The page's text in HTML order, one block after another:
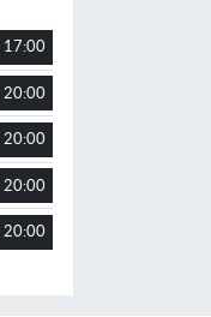
17:00
20:00
20:00
20:00
20:00